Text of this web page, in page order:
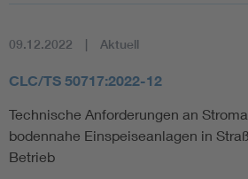
09.12.2022 Aktuell
CLC/TS 50717:2022-12
Technische Anforderungen an
bodennahe Einspeiseanlagen in
Betrieb